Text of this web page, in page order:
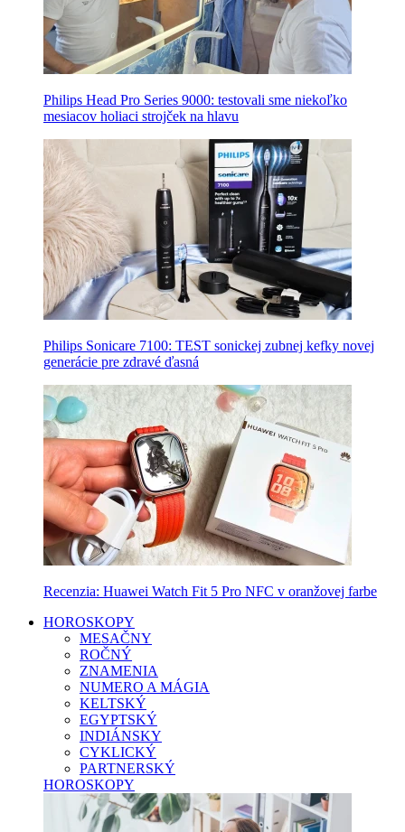
Philips Head Pro Series 9000: testovali sme niekoľko
mesiacov holiaci strojček na hlavu
Philips Sonicare 7100: TEST sonickej zubnej kefky novej
generácie pre zdravé ďasná
Recenzia: Huawei Watch Fit 5 Pro NFC v oranžovej farbe
HOROSKOPY
MESAČNY
ROČNÝ
ZNAMENIA
NUMERO A MÁGIA
KELTSKÝ
EGYPTSKÝ
INDIÁNSKY
CYKLICKÝ
PARTNERSKÝ
HOROSKOPY